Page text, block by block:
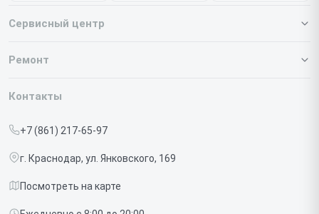
Сервисный центр
О нашем сервисе
Срочный ремонт
Доставка и способы оплаты
Диагностика
Ремонт
Iphone
Контакты
+7 (861) 217-65-97
г. Краснодар, ул. Янковского, 169
Посмотреть на карте